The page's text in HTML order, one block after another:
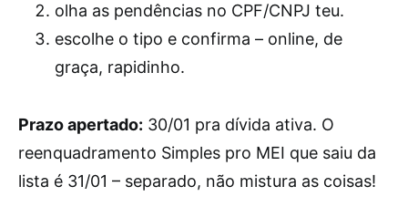
olha as pendências no CPF/CNPJ teu.
escolhe o tipo e confirma – online, de
graça, rapidinho.
Prazo apertado: 30/01 pra dívida ativa. O
reenquadramento Simples pro MEI que saiu da
lista é 31/01 – separado, não mistura as coisas!